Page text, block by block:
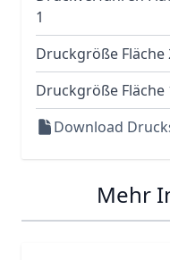
1
Druckgröße Fläche
Druckgröße Fläche
Download
Mehr